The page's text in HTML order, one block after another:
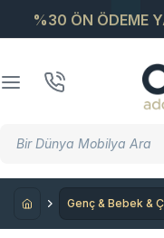
%30 ÖN ÖDEME
Genç & Bebek &